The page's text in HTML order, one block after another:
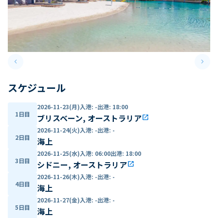
keyboard_arrow_leftPrevious slide keyboard_arrow_right
スケジュール
1日目
2026-11-23(月)入港: -出港: 18:00
ブリスベーン, オーストラリアopen_in_new
2日目
2026-11-24(火)入港: -出港: -
海上
3日目
2026-11-25(水)入港: 06:00出港: 18:00
シドニー, オーストラリアopen_in_new
4日目
2026-11-26(木)入港: -出港: -
海上
5日目
2026-11-27(金)入港: -出港: -
海上